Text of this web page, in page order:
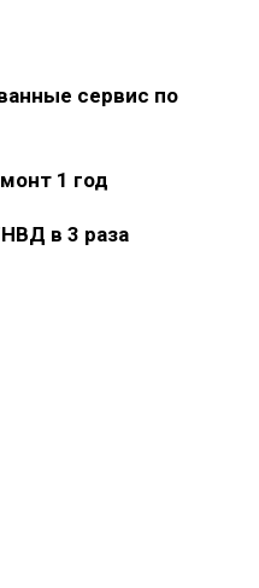
сервис по
1 год
в 3 раза